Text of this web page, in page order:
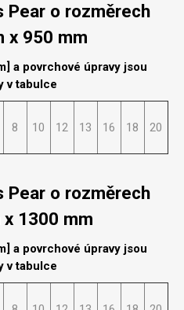
Pear o rozměrech
x 950 mm
a povrchové úpravy jsou
v tabulce
8 10 12 13 16 18 20
Pear o rozměrech
1300 mm
a povrchové úpravy jsou
v tabulce